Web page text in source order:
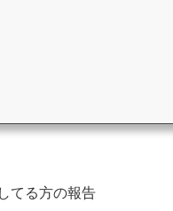
てる方の報告